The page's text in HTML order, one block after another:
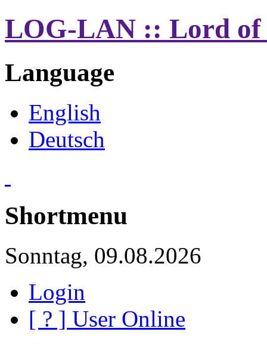
LOG-LAN :: Lord of
Language
English
Deutsch
Shortmenu
Sonntag, 09.08.2026
Login
[ ? ] User Online